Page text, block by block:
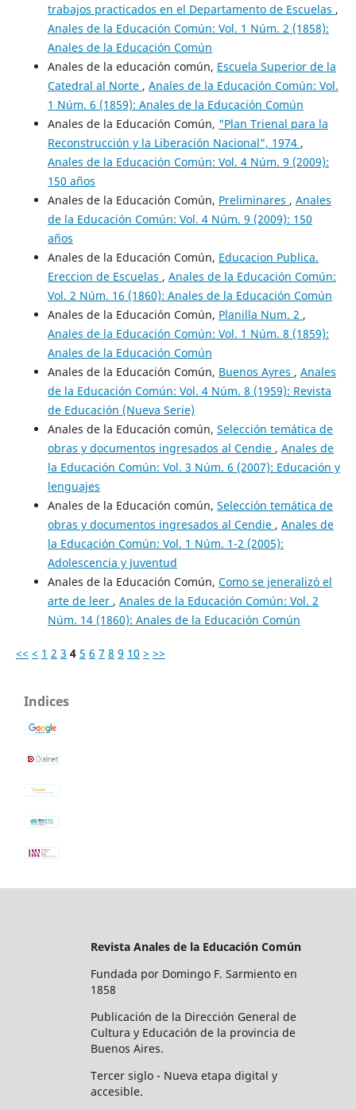
trabajos practicados en el Departamento de Escuelas ,
Anales de la Educación Común: Vol. 1 Núm. 2 (1858):
Anales de la Educación Común
Anales de la educación común, Escuela Superior de la
Catedral al Norte , Anales de la Educación Común: Vol.
1 Núm. 6 (1859): Anales de la Educación Común
Anales de la Educación Común, "Plan Trienal para la
Reconstrucción y la Liberación Nacional", 1974 ,
Anales de la Educación Común: Vol. 4 Núm. 9 (2009):
150 años
Anales de la Educación Común, Preliminares , Anales
de la Educación Común: Vol. 4 Núm. 9 (2009): 150
años
Anales de la Educación Común, Educacion Publica.
Ereccion de Escuelas , Anales de la Educación Común:
Vol. 2 Núm. 16 (1860): Anales de la Educación Común
Anales de la Educación Común, Planilla Num. 2 ,
Anales de la Educación Común: Vol. 1 Núm. 8 (1859):
Anales de la Educación Común
Anales de la Educación Común, Buenos Ayres , Anales
de la Educación Común: Vol. 4 Núm. 8 (1959): Revista
de Educación (Nueva Serie)
Anales de la Educación común, Selección temática de
obras y documentos ingresados al Cendie , Anales de
la Educación Común: Vol. 3 Núm. 6 (2007): Educación y
lenguajes
Anales de la Educación común, Selección temática de
obras y documentos ingresados al Cendie , Anales de
la Educación Común: Vol. 1 Núm. 1-2 (2005):
Adolescencia y Juventud
Anales de la Educación Común, Como se jeneralizó el
arte de leer , Anales de la Educación Común: Vol. 2
Núm. 14 (1860): Anales de la Educación Común
<< < 1 2 3 4 5 6 7 8 9 10 > >>
Indices
Revista Anales de la Educación Común
Fundada por Domingo F. Sarmiento en
1858
Publicación de la Dirección General de
Cultura y Educación de la provincia de
Buenos Aires.
Tercer siglo - Nueva etapa digital y
accesible.